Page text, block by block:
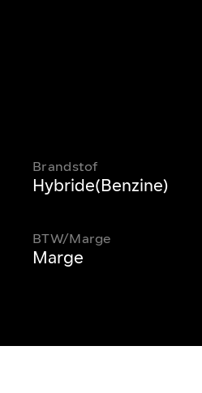
Brandstof
Hybride(Benzine)
BTW/Marge
Marge